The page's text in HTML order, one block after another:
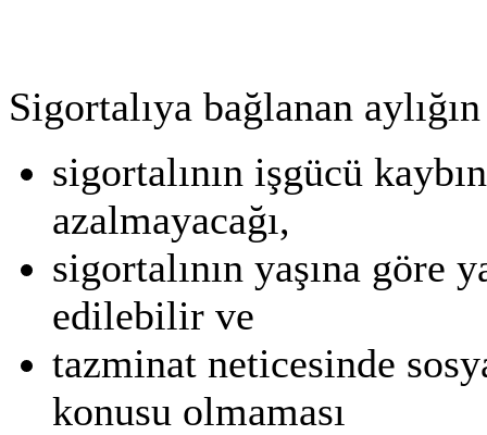
Sigortalıya bağlanan
sigortalının işgücü
azalmayacağı,
sigortalının yaşına göre
edilebilir ve
tazminat neticesinde
konusu olmaması